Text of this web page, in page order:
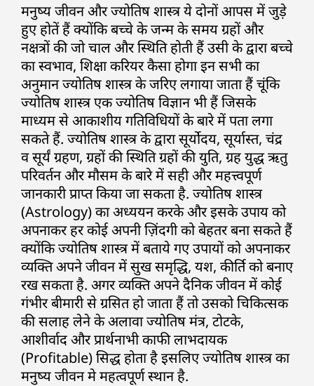
मनुष्य जीवन और ज्योतिष शास्त्र ये दोनों आपस में जुड़े
हुए होतें हैं क्योंकि बच्चे के जन्म के समय ग्रहों और
नक्षत्रों की जो चाल और स्थिति होती हैं उसी के द्वारा बच्चे
का स्वभाव, शिक्षा करियर कैसा होगा इन सभी का
अनुमान ज्योतिष शास्त्र के जरिए लगाया जाता हैं चूंकि
ज्योतिष शास्त्र एक ज्योतिष विज्ञान भी हैं जिसके
माध्यम से आकाशीय गतिविधियों के बारे में पता लगा
सकते हैं. ज्योतिष शास्त्र के द्वारा सूर्योदय, सूर्यास्त, चंद्र
व सूर्यं ग्रहण, ग्रहों की स्थिति ग्रहों की युति, ग्रह युद्ध ऋतु
परिवर्तन और मौसम के बारे में सही और महत्त्वपूर्ण
जानकारी प्राप्त किया जा सकता है. ज्योतिष शास्त्र
(Astrology) का अध्ययन करके और इसके उपाय को
अपनाकर हर कोई अपनी ज़िंदगी को बेहतर बना सकते हैं
क्योंकि ज्योतिष शास्त्र में बताये गए उपायों को अपनाकर
व्यक्ति अपने जीवन में सुख समृद्धि, यश, कीर्ति को बनाए
रख सकता है. अगर व्यक्ति अपने दैनिक जीवन में कोई
गंभीर बीमारी से ग्रसित हो जाता हैं तो उसको चिकित्सक
की सलाह लेने के अलावा ज्योतिष मंत्र, टोटके,
आशीर्वाद और प्रार्थनाभी काफी लाभदायक
(Profitable) सिद्ध होता है इसलिए ज्योतिष शास्त्र का
मनुष्य जीवन मे महत्वपूर्ण स्थान है.